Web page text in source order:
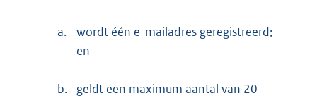
a.
wordt één e-mailadres geregistreerd;
en
b.
geldt een maximum aantal van 20